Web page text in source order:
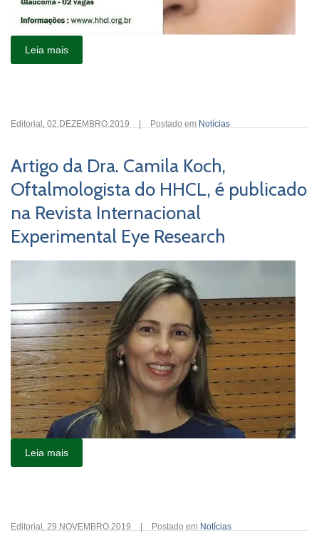
Leia mais
Editorial , 02.DEZEMBRO.2019 Postado em Notícias
Artigo da Dra. Camila Koch,
Oftalmologista do HHCL, é publicado
na Revista Internacional
Experimental Eye Research
Leia mais
Editorial , 29.NOVEMBRO.2019 Postado em Notícias